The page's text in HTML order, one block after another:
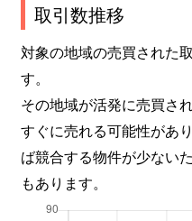
取引数推移
対象の地域の売買された
す。
その地域が活発に売買さ
すぐに売れる可能性があ
ば競合する物件が少ない
もあります。